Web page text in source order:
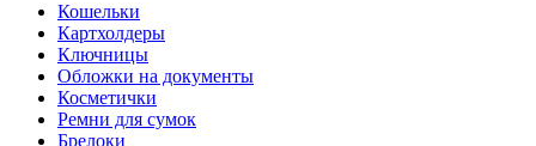
Кошельки
Картхолдеры
Ключницы
Обложки на документы
Косметички
Ремни для сумок
Брелоки